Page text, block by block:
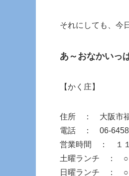
それにしても、今
あ～おなかいっ
【かく庄】
住所 ： 大阪市福
電話 ： 06-
営業時間 ： １１
土曜ランチ ： ○
日曜ランチ ： ○